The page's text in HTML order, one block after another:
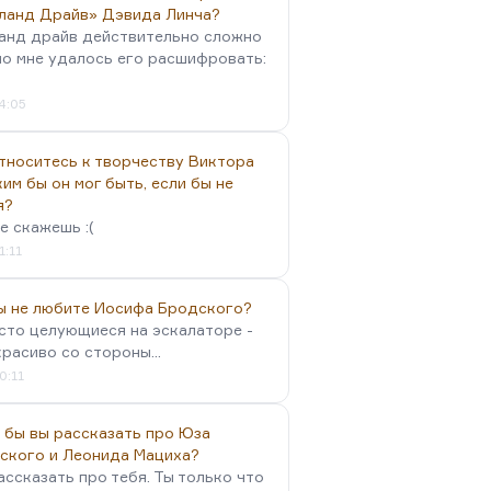
Драйв» Дэвида Линча?
драйв действительно сложно
мне удалось его расшифровать:
к творчеству Виктора
бы он мог быть, если бы не
скажешь :(
не любите Иосифа Бродского?
целующиеся на эскалаторе -
со стороны...
бы вы рассказать про Юза
и Леонида Мациха?
про тебя. Ты только что